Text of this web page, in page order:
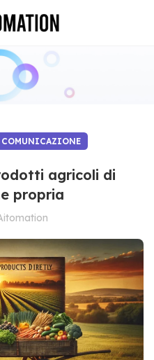
agricoli di
propria